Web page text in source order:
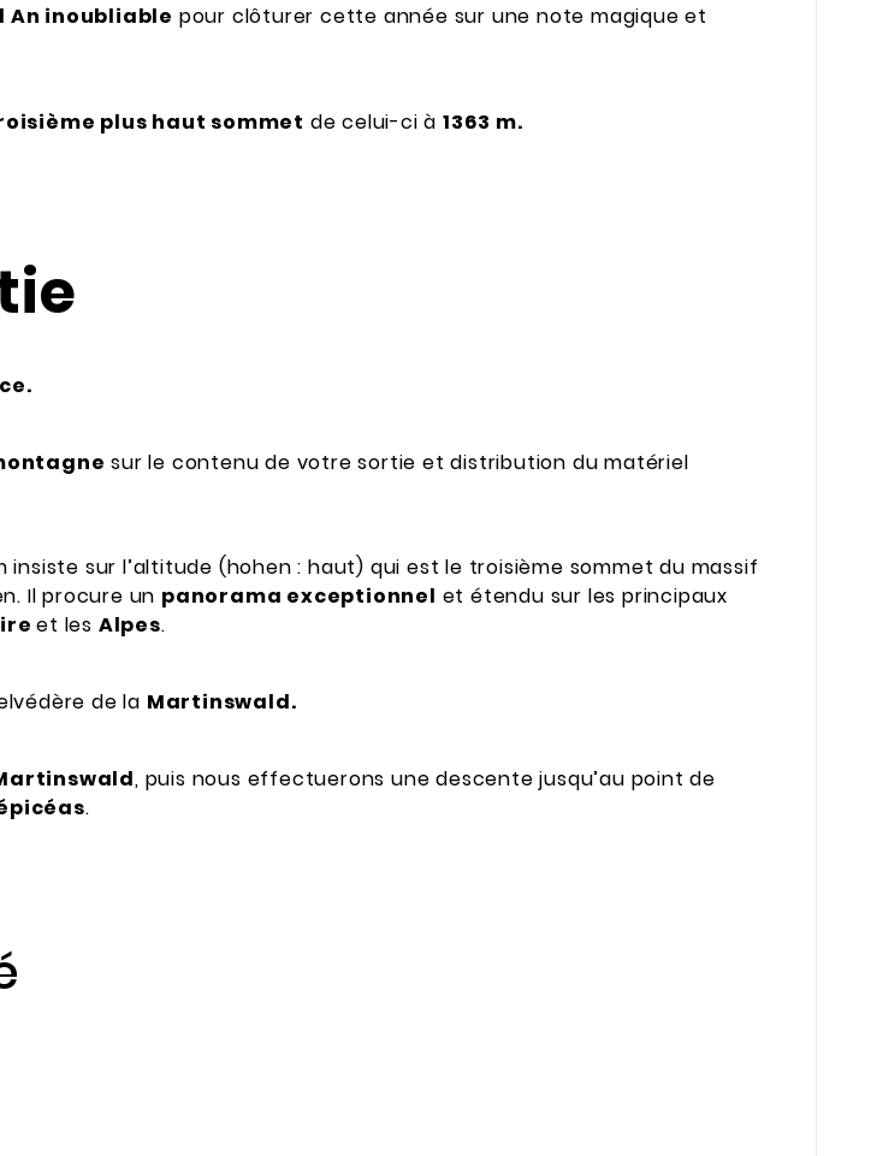
An inoubliable pour clôturer cette année sur une note magique et
plus haut sommet de celui-ci à1363 m.
sur le contenu de votre sortie et distribution du matériel
insiste sur l’altitude (hohen : haut) qui est le troisième sommet du massif
Il procure un panorama exceptionnel et étendu sur les principaux
et les Alpes.
de la Martinswald.
, puis nous effectuerons une descente jusqu’au point de
.